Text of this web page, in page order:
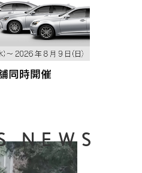
同時開催
NEWS